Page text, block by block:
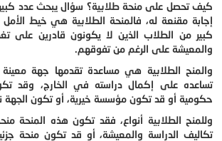
كيف تحصل على منحة طلابية؟ سؤال يبحث عدد
إجابة مقنعة له، فالمنحة الطلابية هي خيط
كبير من الطلاب الذين لا يكونون قادرين على
والمعيشة على الرغم من تفوقهم.
والمنح الطلابية هي مساعدة تقدمها جهة
تساعده على إكمال دراسته في الخارج، وقد
حكومية أو قد تكون مؤسسة خيرية، أو تكون الجهة
وللمنح الطلابية أنواع، فقد تكون هذه المنحة
تكاليف الدراسة والمعيشة، أو قد تكون منحة